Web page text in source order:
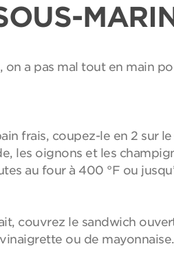
on a pas mal tout en main
frais, coupez-le en 2 sur
les oignons et les
au four à 400 °F ou
couvrez le sandwich
ou de